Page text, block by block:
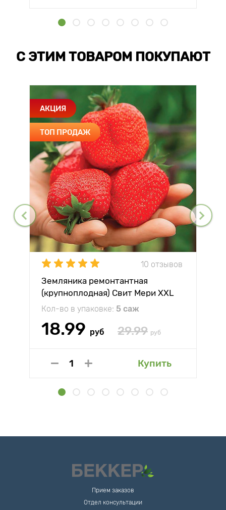
С ЭТИМ ТОВАРОМ ПОКУПАЮТ
АКЦИЯ
ТОП ПРОДАЖ
10 отзывов
Земляника ремонтантная
(крупноплодная) Свит Мери XXL
Кол-во в упаковке: 5 саж
18.99 руб 29.99 руб
Купить
Прием заказов
Отдел консультации